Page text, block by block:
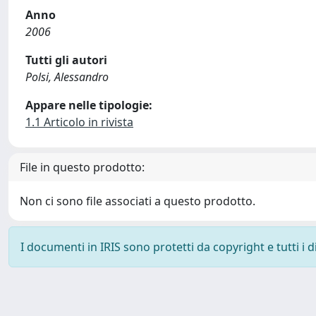
Anno
2006
Tutti gli autori
Polsi, Alessandro
Appare nelle tipologie:
1.1 Articolo in rivista
File in questo prodotto:
Non ci sono file associati a questo prodotto.
I documenti in IRIS sono protetti da copyright e tutti i